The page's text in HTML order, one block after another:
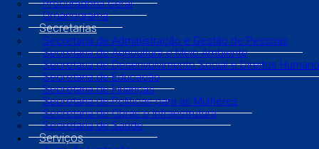
Procuradoria Geral
Organograma
Secretarias
Secretaria de Administração e Gestão de Pessoas
Secretaria de Agricultura e Meio Ambiente
Secretaria de Desenvolvimento Social e Direitos
Secretaria de Educação
Secretaria de Finanças
Secretaria de Políticas para as Mulheres
Secretaria de Obras e Infraestrutura
Secretaria de Saúde
Serviços